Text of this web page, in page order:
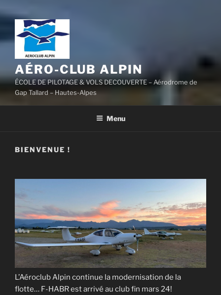
AÉRO-CLUB ALPIN
ÉCOLE DE PILOTAGE & VOLS DECOUVERTE – Aérodrome de
Gap Tallard – Hautes-Alpes
Menu
BIENVENUE !
L’Aéroclub Alpin continue la modernisation de la
flotte… F-HABR est arrivé au club fin mars 24!